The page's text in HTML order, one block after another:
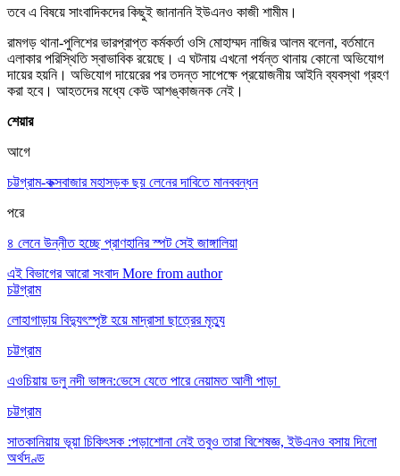
তবে এ বিষয়ে সাংবাদিকদের কিছুই জানাননি ইউএনও কাজী শামীম।
রামগড় থানা-পুলিশের ভারপ্রাপ্ত কর্মকর্তা ওসি মোহাম্মদ নাজির আলম বলেনা, বর্তমানে
এলাকার পরিস্থিতি স্বাভাবিক রয়েছে। এ ঘটনায় এখনো পর্যন্ত থানায় কোনো অভিযোগ
দায়ের হয়নি। অভিযোগ দায়েরের পর তদন্ত সাপেক্ষে প্রয়োজনীয় আইনি ব্যবস্থা গ্রহণ
করা হবে। আহতদের মধ্যে কেউ আশঙ্কাজনক নেই।
শেয়ার
আগে
চট্টগ্রাম-কক্সবাজার মহাসড়ক ছয় লেনের দাবিতে মানববন্ধন
পরে
৪ লেনে উন্নীত হচ্ছে প্রাণহানির স্পট সেই জাঙ্গালিয়া
এই বিভাগের আরো সংবাদ More from author
চট্টগ্রাম
লোহাগাড়ায় বিদ্যুৎস্পৃষ্ট হয়ে মাদ্রাসা ছাত্রের মৃত্যু
চট্টগ্রাম
এওচিয়ায় ডলু নদী ভাঙ্গন:ভেসে যেতে পারে নেয়ামত আলী পাড়া
চট্টগ্রাম
সাতকানিয়ায় ভূয়া চিকিৎসক :পড়াশোনা নেই তবুও তারা বিশেষজ্ঞ, ইউএনও বসায় দিলো
অর্থদণ্ড